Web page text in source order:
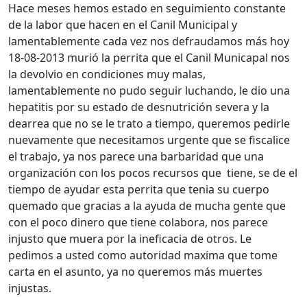
Hace meses hemos estado en seguimiento constante
de la labor que hacen en el Canil Municipal y
lamentablemente cada vez nos defraudamos más hoy
18-08-2013 murió la perrita que el Canil Municapal nos
la devolvio en condiciones muy malas,
lamentablemente no pudo seguir luchando, le dio una
hepatitis por su estado de desnutrición severa y la
dearrea que no se le trato a tiempo, queremos pedirle
nuevamente que necesitamos urgente que se fiscalice
el trabajo, ya nos parece una barbaridad que una
organización con los pocos recursos que tiene, se de el
tiempo de ayudar esta perrita que tenia su cuerpo
quemado que gracias a la ayuda de mucha gente que
con el poco dinero que tiene colabora, nos parece
injusto que muera por la ineficacia de otros. Le
pedimos a usted como autoridad maxima que tome
carta en el asunto, ya no queremos más muertes
injustas.